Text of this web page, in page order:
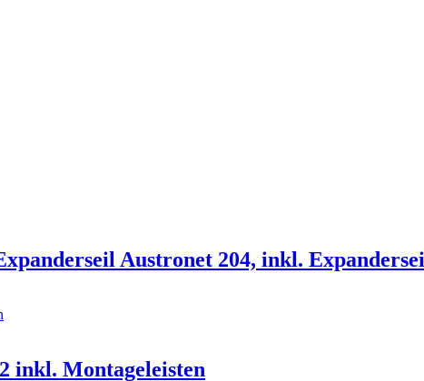
Austronet 204, inkl.
inkl. Montageleisten